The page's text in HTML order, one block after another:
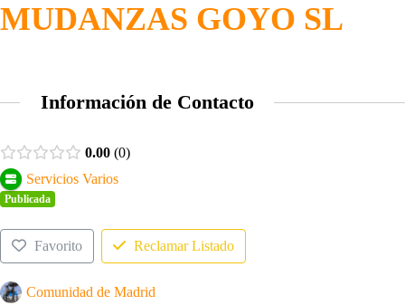
MUDANZAS GOYO SL
Información de Contacto
0.00 0
Servicios Varios
Publicada
Favorito Reclamar Listado
Comunidad de Madrid